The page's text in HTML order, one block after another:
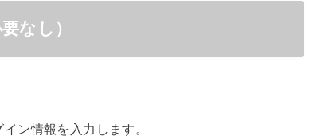
なし）
ン情報を入力します。